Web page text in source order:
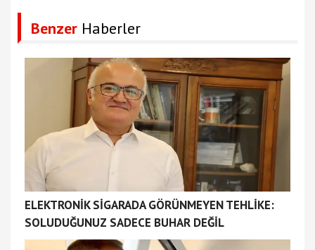
Benzer Haberler
ELEKTRONİK SİGARADA GÖRÜNMEYEN TEHLİKE:
SOLUDUĞUNUZ SADECE BUHAR DEĞİL